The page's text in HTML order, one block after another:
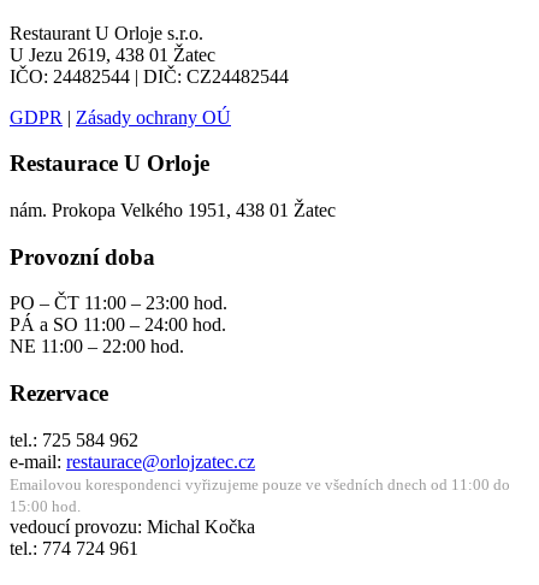
Restaurant U Orloje s.r.o.
U Jezu 2619, 438 01 Žatec
IČO: 24482544 | DIČ: CZ24482544
GDPR | Zásady ochrany OÚ
Restaurace U Orloje
nám. Prokopa Velkého 1951, 438 01 Žatec
Provozní doba
PO – ČT 11:00 – 23:00 hod.
PÁ a SO 11:00 – 24:00 hod.
NE 11:00 – 22:00 hod.
Rezervace
tel.: 725 584 962
e-mail: restaurace@orlojzatec.cz
Emailovou korespondenci vyřizujeme pouze ve všedních dnech od 11:00 do
15:00 hod.
vedoucí provozu: Michal Kočka
tel.: 774 724 961